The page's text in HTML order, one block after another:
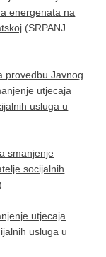
energenata na
(SRPANJ
provedbu Javnog
utjecaja
usluga u
smanjenje
socijalnih
utjecaja
usluga u